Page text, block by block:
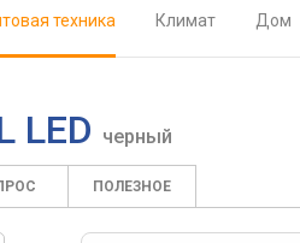
техника Климат Дом
LED черный
ПОЛЕЗНОЕ